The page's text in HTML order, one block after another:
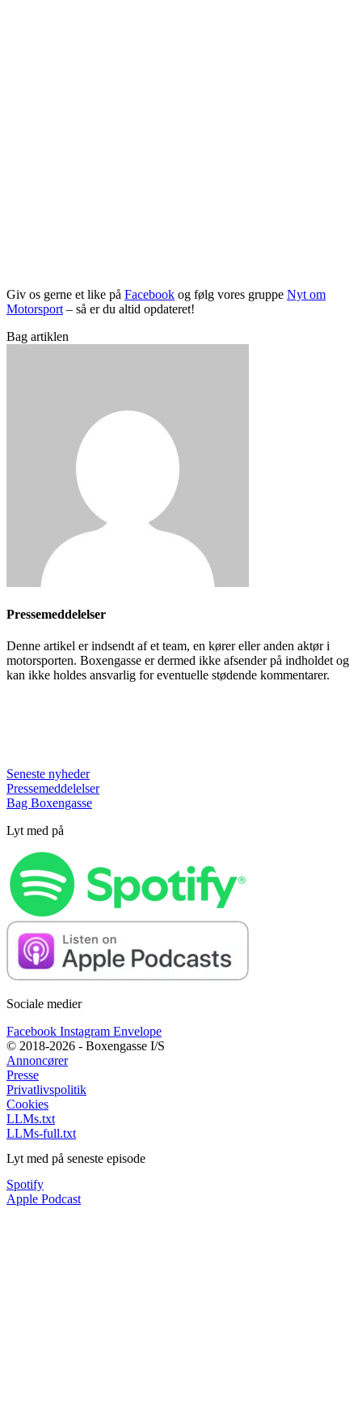
Giv os gerne et like på Facebook og følg vores gruppe Nyt om
Motorsport – så er du altid opdateret!
Bag artiklen
Pressemeddelelser
Denne artikel er indsendt af et team, en kører eller anden aktør i
motorsporten. Boxengasse er dermed ikke afsender på indholdet og
kan ikke holdes ansvarlig for eventuelle stødende kommentarer.
Seneste nyheder
Pressemeddelelser
Bag Boxengasse
Lyt med på
Sociale medier
Facebook Instagram Envelope
© 2018-2026 - Boxengasse I/S
Annoncører
Presse
Privatlivspolitik
Cookies
LLMs.txt
LLMs-full.txt
Lyt med på seneste episode
Spotify
Apple Podcast